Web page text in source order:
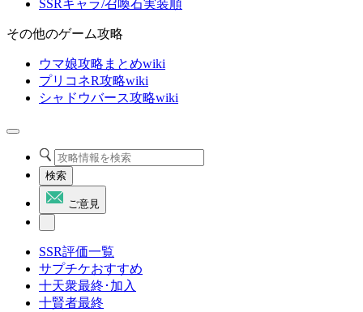
SSRキャラ/召喚石実装順
その他のゲーム攻略
ウマ娘攻略まとめwiki
プリコネR攻略wiki
シャドウバース攻略wiki
検索
ご意見
SSR評価一覧
サプチケおすすめ
十天衆最終･加入
十賢者最終